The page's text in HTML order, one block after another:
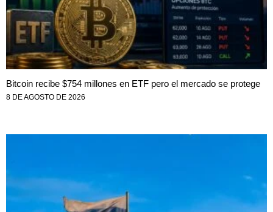
Bitcoin recibe $754 millones en ETF pero el mercado se protege
8 DE AGOSTO DE 2026